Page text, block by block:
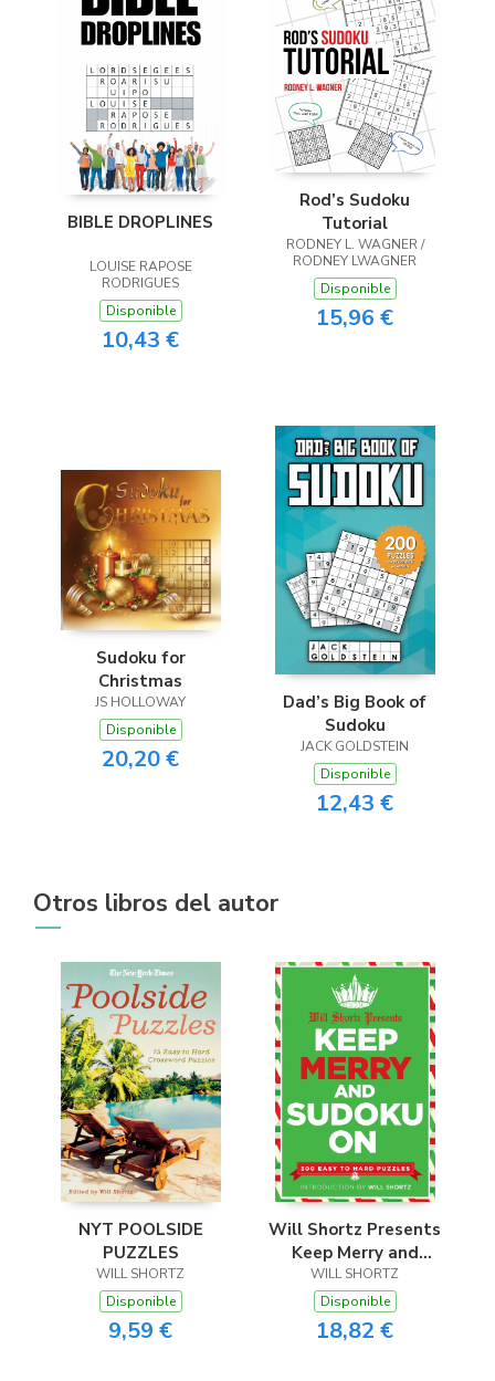
BIBLE DROPLINES
LOUISE RAPOSE
RODRIGUES
Disponible
10,43 €
Rod’s Sudoku
Tutorial
RODNEY L. WAGNER /
RODNEY LWAGNER
Disponible
15,96 €
Sudoku for
Christmas
JS HOLLOWAY
Disponible
20,20 €
Dad’s Big Book of
Sudoku
JACK GOLDSTEIN
Disponible
12,43 €
Otros libros del autor
NYT POOLSIDE
PUZZLES
WILL SHORTZ
Disponible
9,59 €
Will Shortz Presents
Keep Merry and
Sudoku On
WILL SHORTZ
Disponible
18,82 €